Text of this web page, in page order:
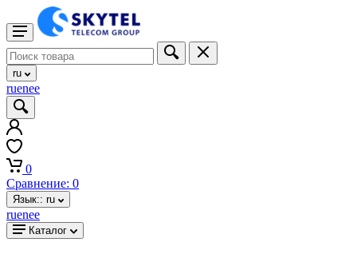
ru
ruenee
0
Сравнение: 0
Язык:: ru
ruenee
Каталог